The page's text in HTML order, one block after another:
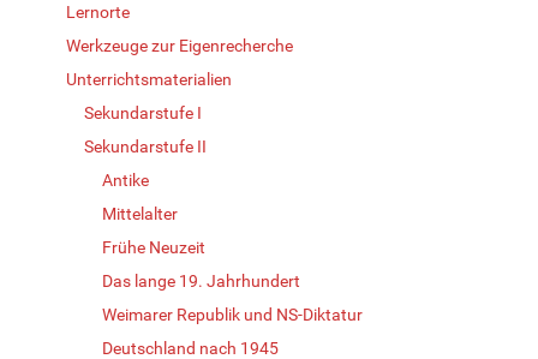
Lernorte
Werkzeuge zur Eigenrecherche
Unterrichtsmaterialien
Sekundarstufe I
Sekundarstufe II
Antike
Mittelalter
Frühe Neuzeit
Das lange 19. Jahrhundert
Weimarer Republik und NS-Diktatur
Deutschland nach 1945